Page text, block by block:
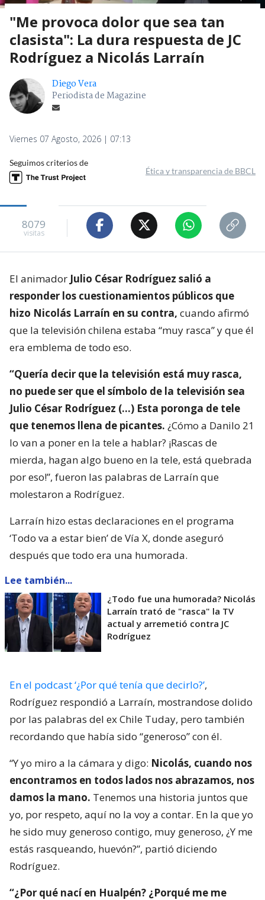
"Me provoca dolor que sea tan
clasista": La dura respuesta de JC
Rodríguez a Nicolás Larraín
Diego Vera
Periodista de Magazine
Viernes 07 Agosto, 2026 | 07:13
Seguimos criterios de
Ética y transparencia de BBCL
8079
visitas
El animador Julio César Rodríguez salió a
responder los cuestionamientos públicos que
hizo Nicolás Larraín en su contra, cuando afirmó
que la televisión chilena estaba “muy rasca” y que él
era emblema de todo eso.
“Quería decir que la televisión está muy rasca,
no puede ser que el símbolo de la televisión sea
Julio César Rodríguez (…) Esta poronga de tele
que tenemos llena de picantes. ¿Cómo a Danilo 21
lo van a poner en la tele a hablar? ¡Rascas de
mierda, hagan algo bueno en la tele, está quebrada
por eso!”, fueron las palabras de Larraín que
molestaron a Rodríguez.
Larraín hizo estas declaraciones en el programa
‘Todo va a estar bien’ de Vía X, donde aseguró
después que todo era una humorada.
Lee también...
¿Todo fue una humorada? Nicolás
Larraín trató de "rasca" la TV
actual y arremetió contra JC
Rodríguez
En el podcast ‘¿Por qué tenía que decirlo?’,
Rodríguez respondió a Larraín, mostrandose dolido
por las palabras del ex Chile Tuday, pero también
recordando que había sido “generoso” con él.
“Y yo miro a la cámara y digo: Nicolás, cuando nos
encontramos en todos lados nos abrazamos, nos
damos la mano. Tenemos una historia juntos que
yo, por respeto, aquí no la voy a contar. En la que yo
he sido muy generoso contigo, muy generoso, ¿Y me
estás rasqueando, huevón?”, partió diciendo
Rodríguez.
“¿Por qué nací en Hualpén? ¿Porqué me me